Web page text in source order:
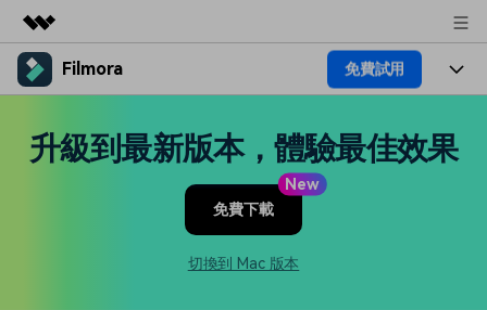
精選產品
實用工具
總覽
Filmora 免費試用
升級到最新版本，體驗最佳效果
New
免費下載
切換到 Mac 版本